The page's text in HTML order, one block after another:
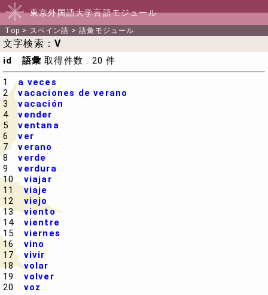
東京外国語大学言語モジュール
Top > スペイン語 >語彙モジュール
文字検索： V
id 語彙 取得件数 : 20 件
1a veces
2vacaciones de verano
3vacación
4vender
5ventana
6ver
7verano
8verde
9verdura
10 viajar
11viaje
12 viejo
13viento
14 vientre
15 viernes
16 vino
17 vivir
18volar
19 volver
20 voz